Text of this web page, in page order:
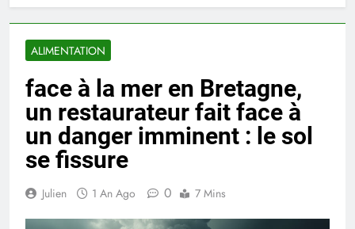
ALIMENTATION
face à la mer en Bretagne,
un restaurateur fait face à
un danger imminent : le sol
se fissure
Julien 1 An Ago 0 7 Mins